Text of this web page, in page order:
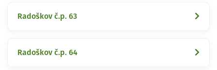
Radoškov č.p. 63
Radoškov č.p. 64